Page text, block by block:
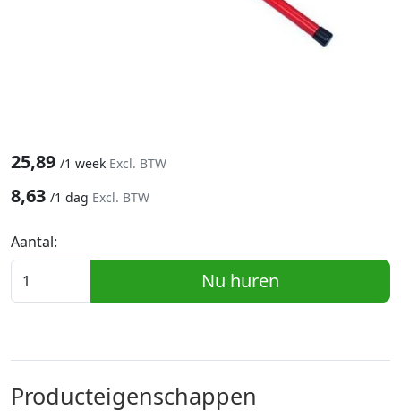
8,63 /1 dag Excl. BTW
25,89 /1 week Excl. BTW
Aantal:
Nu huren
Producteigenschappen